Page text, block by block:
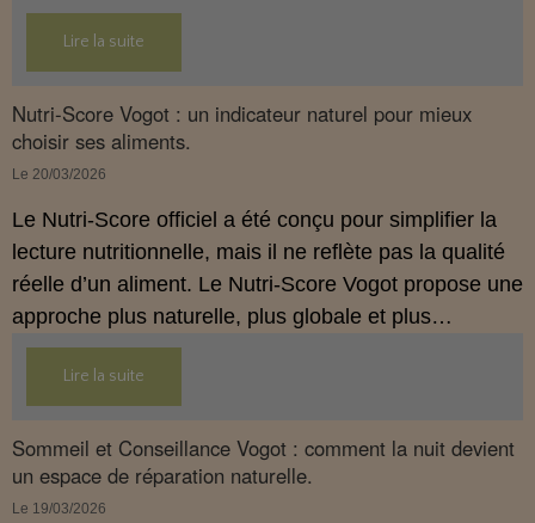
Lire la suite
Nutri‑Score Vogot : un indicateur naturel pour mieux
choisir ses aliments.
Le 20/03/2026
Le Nutri‑Score officiel a été conçu pour simplifier la
lecture nutritionnelle, mais il ne reflète pas la qualité
réelle d’un aliment. Le Nutri‑Score Vogot propose une
approche plus naturelle, plus globale et plus
cohérente avec l’hygiénisme. Cette introduction
présente les bases de ce nouvel indicateur.
Lire la suite
Sommeil et Conseillance Vogot : comment la nuit devient
un espace de réparation naturelle.
Le 19/03/2026